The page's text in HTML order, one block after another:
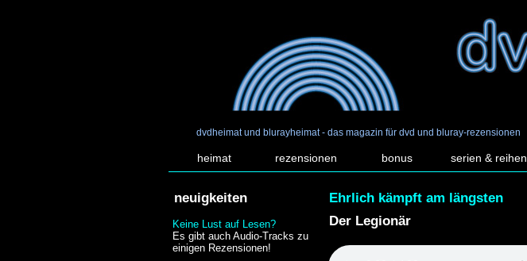
dvdheimat und blurayheimat - das magazin für dvd und bluray-rezensionen
heimat rezensionen bonus serien & reihen
neuigkeiten
Keine Lust auf Lesen?
Es gibt auch Audio-Tracks zu
einigen Rezensionen!
Ehrlich kämpft am längsten
Der Legionär